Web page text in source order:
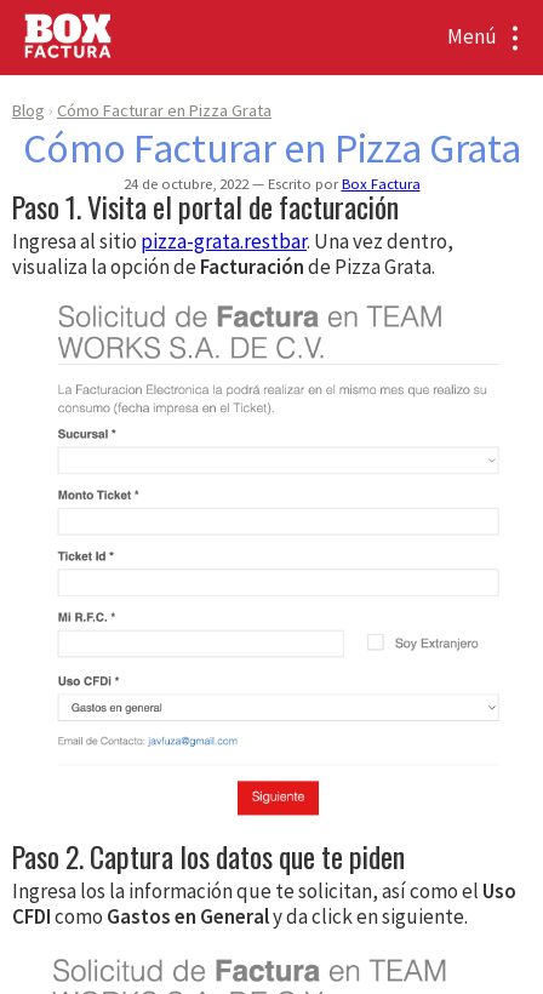
Menú
Blog Cómo Facturar en Pizza Grata
Cómo Facturar en Pizza Grata
24 de octubre, 2022 Escrito porBox Factura
Paso 1. Visita el portal de facturación
Ingresa al sitio pizza-grata.restbar. Una vez dentro,
visualiza la opción deFacturaciónde Pizza Grata.
Paso 2. Captura los datos que te piden
Ingresa los la información que te solicitan, así como el Uso
CFDIcomo Gastos en Generaly da click en siguiente.